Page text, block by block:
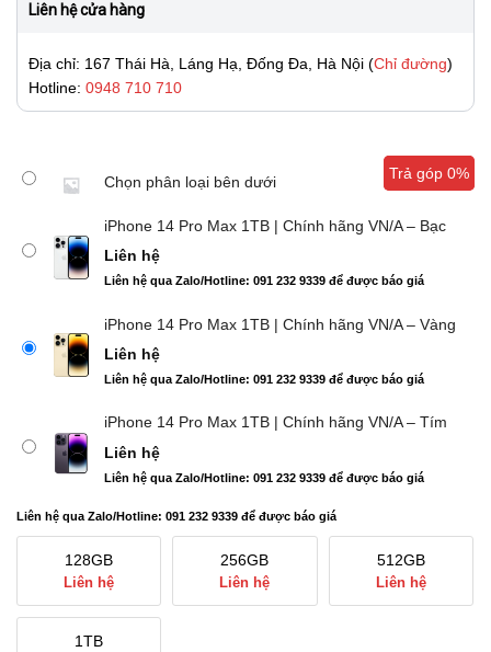
Liên hệ cửa hàng
Địa chỉ: 167 Thái Hà, Láng Hạ, Đống Đa, Hà Nội (Chỉ đường)
Hotline: 0948 710 710
Trả góp 0%
Chọn phân loại bên dưới
iPhone 14 Pro Max 1TB | Chính hãng VN/A – Bạc
Liên hệ
Liên hệ qua Zalo/Hotline: 091 232 9339 để được báo giá
iPhone 14 Pro Max 1TB | Chính hãng VN/A – Vàng
Liên hệ
Liên hệ qua Zalo/Hotline: 091 232 9339 để được báo giá
iPhone 14 Pro Max 1TB | Chính hãng VN/A – Tím
Liên hệ
Liên hệ qua Zalo/Hotline: 091 232 9339 để được báo giá
Liên hệ qua Zalo/Hotline: 091 232 9339 để được báo giá
Trả góp 0%
128GB
Liên hệ
256GB
Liên hệ
512GB
Liên hệ
1TB